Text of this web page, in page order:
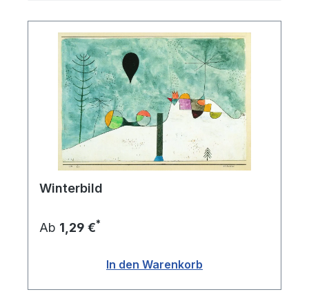
Winterbild
Ab 1,29 €*
In den Warenkorb